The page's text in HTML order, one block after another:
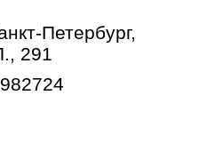
Петербург,
291